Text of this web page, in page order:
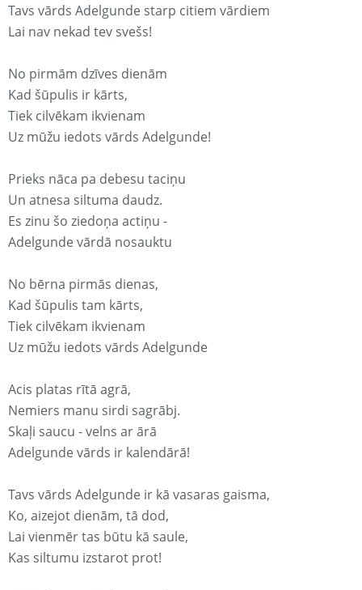
Tavs vārds Adelgunde starp citiem vārdiem
Lai nav nekad tev svešs!
No pirmām dzīves dienām
Kad šūpulis ir kārts,
Tiek cilvēkam ikvienam
Uz mūžu iedots vārds Adelgunde!
Prieks nāca pa debesu taciņu
Un atnesa siltuma daudz.
Es zinu šo ziedoņa actiņu -
Adelgunde vārdā nosauktu
No bērna pirmās dienas,
Kad šūpulis tam kārts,
Tiek cilvēkam ikvienam
Uz mūžu iedots vārds Adelgunde
Acis platas rītā agrā,
Nemiers manu sirdi sagrābj.
Skaļi saucu - velns ar ārā
Adelgunde vārds ir kalendārā!
Tavs vārds Adelgunde ir kā vasaras gaisma,
Ko, aizejot dienām, tā dod,
Lai vienmēr tas būtu kā saule,
Kas siltumu izstarot prot!